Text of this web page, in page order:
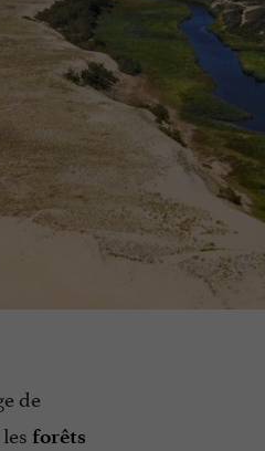
de
forêts